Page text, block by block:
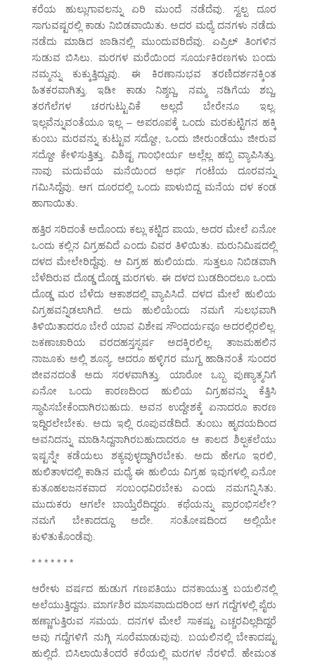
ಕರೆಯ ಹುಲ್ಲುಗಾವಲನ್ನು ಏರಿ ಮುಂದೆ ನಡೆದೆವು. ಸ್ವಲ್ಪ ದೂರ
ಸಾಗುವಷ್ಟರಲ್ಲಿ ಕಾಡು ನಿಬಿಡವಾಯಿತು. ಅದರ ಮಧ್ಯೆ ದನಗಳು ನಡೆದು
ನಡೆದು ಮಾಡಿದ ಜಾಡಿನಲ್ಲಿ ಮುಂದುವರಿದೆವು. ಏಪ್ರಿಲ್ ತಿಂಗಳಿನ
ಸುಡುವ ಬಿಸಿಲು. ಮರಗಳ ಮರೆಯಿಂದ ಸೂರ್ಯಕಿರಣಗಳು ಬಂದು
ನಮ್ಮನ್ನು ಕುಕ್ಕುತ್ತಿದ್ದುವು. ಈ ಕಿರಣಾನುಭವ ತರಣಿದರ್ಶನಕ್ಕಿಂತ
ಹಿತಕರವಾಗಿತ್ತು. ಇಡೀ ಕಾಡು ನಿಶ್ಶಬ್ದ, ನಮ್ಮ ನಡಿಗೆಯ ಶಬ್ದ,
ತರಗೆಲೆಗಳ ಚರಗುಟ್ಟುವಿಕೆ ಅಲ್ಲದೆ ಬೇರೇನೂ ಇಲ್ಲ.
ಇಲ್ಲವೆನ್ನುವಂತೆಯೂ ಇಲ್ಲ – ಅಪರೂಪಕ್ಕೆ ಒಂದು ಮರಕುಟ್ಟಿಗನ ಹಕ್ಕಿ
ಕುಂಬು ಮರವನ್ನು ಕುಟ್ಟುವ ಸದ್ದೋ, ಒಂದು ಜೀರುಂಡೆಯು ಜೀರುವ
ಸದ್ದೋ ಕೇಳಿಸುತ್ತಿತ್ತು. ವಿಶಿಷ್ಟ ಗಾಂಭೀರ್ಯ ಅಲ್ಲೆಲ್ಲ ಹಬ್ಬಿ ವ್ಯಾಪಿಸಿತ್ತು.
ನಾವು ಮದುವೆಯ ಮನೆಯಿಂದ ಅರ್ಧ ಗಂಟೆಯ ದೂರವನ್ನು
ಗಮಿಸಿದ್ದೆವು. ಆಗ ದೂರದಲ್ಲಿ ಒಂದು ಪಾಳುಬಿದ್ದ ಮನೆಯ ದಳ ಕಂಡ
ಹಾಗಾಯಿತು.
ಹತ್ತಿರ ಸರಿದಂತೆ ಅದೊಂದು ಕಲ್ಲು ಕಟ್ಟಿದ ಪಾಯ, ಅದರ ಮೇಲೆ ಏನೋ
ಒಂದು ಕಲ್ಲಿನ ವಿಗ್ರಹವಿದೆ ಎಂದು ವಿವರ ತಿಳಿಯಿತು. ಮರುನಿಮಿಷದಲ್ಲಿ
ದಳದ ಮೇಲೇರಿದ್ದೆವು. ಆ ವಿಗ್ರಹ ಹುಲಿಯದು. ಸುತ್ತಲೂ ನಿಬಿಡವಾಗಿ
ಬೆಳೆದಿರುವ ದೊಡ್ಡ ದೊಡ್ಡ ಮರಗಳು. ಈ ದಳದ ಬುಡದಿಂದಲೂ ಒಂದು
ದೊಡ್ಡ ಮರ ಬೆಳೆದು ಆಕಾಶದಲ್ಲಿ ವ್ಯಾಪಿಸಿದೆ. ದಳದ ಮೇಲೆ ಹುಲಿಯ
ವಿಗ್ರಹವನ್ನಿಡಲಾಗಿದೆ. ಅದು ಹುಲಿಯೆಂದು ನಮಗೆ ಸುಲಭವಾಗಿ
ತಿಳಿಯಿತಾದರೂ ಬೇರೆ ಯಾವ ವಿಶೇಷ ಸೌಂದರ್ಯವೂ ಅದರಲ್ಲಿರಲಿಲ್ಲ.
ಜಕಣಾಚಾರಿಯ ವರದಹಸ್ತಸ್ಪರ್ಷ ಅದಕ್ಕಿರಲಿಲ್ಲ. ತಾಜಮಹಲಿನ
ನಾಜೂಕು ಅಲ್ಲಿ ಶೂನ್ಯ. ಆದರೂ ಹಳ್ಳಿಗರ ಮುಗ್ದ ಹಾಡಿನಂತೆ ಸುಂದರ
ಜೀವನದಂತೆ ಅದು ಸರಳವಾಗಿತ್ತು. ಯಾರೋ ಒಬ್ಬ ಪುಣ್ಯಾತ್ಮನಿಗೆ
ಏನೋ ಒಂದು ಕಾರಣದಿಂದ ಹುಲಿಯ ವಿಗ್ರಹವನ್ನು ಕೆತ್ತಿಸಿ
ಸ್ಥಾಪಿಸಬೇಕೆಂದಾಗಿರಬಹುದು. ಅವನ ಉದ್ದೇಶಕ್ಕೆ ಏನಾದರೂ ಕಾರಣ
ಇದ್ದಿರಲೇಬೇಕು. ಅದು ಇಲ್ಲಿ ರೂಪುವಡೆದಿದೆ. ತುಂಬು ಹೃದಯದಿಂದ
ಅವನಿದನ್ನು ಮಾಡಿಸಿದ್ದನಾಗಿರಬಹುದಾದರೂ ಆ ಕಾಲದ ಶಿಲ್ಪಕಲೆಯು
ಇಷ್ಟನ್ನೇ ಕಡೆಯಲು ಶಕ್ಯವುಳ್ಳದ್ದಾಗಿರಬೇಕು. ಅದು ಹೇಗೂ ಇರಲಿ,
ಹುಲಿತಾಳದಲ್ಲಿ ಕಾಡಿನ ಮಧ್ಯೆ ಈ ಹುಲಿಯ ವಿಗ್ರಹ ಇವುಗಳಲ್ಲಿ ಏನೋ
ಕುತೂಹಲಜನಕವಾದ ಸಂಬಂಧವಿರಬೇಕು ಎಂದು ನಮಗನ್ನಿಸಿತು.
ಮುದುಕರು ಆಗಲೇ ಬಾಯ್ತೆರೆದಿದ್ದರು. ಕಥೆಯನ್ನು ಪ್ರಾರಂಭಿಸಲೇ?
ನಮಗೆ ಬೇಕಾದದ್ದೂ ಅದೇ. ಸಂತೋಷದಿಂದ ಅಲ್ಲಿಯೇ
ಕುಳಿತುಕೊಂಡೆವು.
* * * * * * *
ಆರೇಳು ವರ್ಷದ ಹುಡುಗ ಗಣಪತಿಯು ದನಕಾಯುತ್ತ ಬಯಲಿನಲ್ಲಿ
ಅಲೆಯುತ್ತಿದ್ದನು. ಮಾರ್ಗಶಿರ ಮಾಸವಾದುದರಿಂದ ಆಗ ಗದ್ದೆಗಳಲ್ಲಿ ಪೈರು
ಹಣ್ಣಾಗುತ್ತಿರುವ ಸಮಯ. ದನಗಳ ಮೇಲೆ ಸಾಕಷ್ಟು ಎಚ್ಚರವಿಲ್ಲದಿದ್ದರೆ
ಅವು ಗದ್ದೆಗಳಿಗೆ ನುಗ್ಗಿ ಸೂರೆಮಾಡುವುವು. ಬಯಲಿನಲ್ಲಿ ಬೇಕಾದಷ್ಟು
ಹುಲ್ಲಿದೆ. ಬಿಸಿಲಾಯಿತೆಂದರೆ ಕರೆಯಲ್ಲಿ ಮರಗಳ ನೆರಳಿದೆ. ಹೇಮಂತ